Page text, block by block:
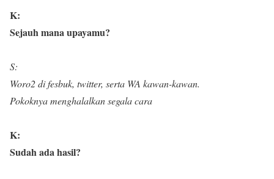
K:
Sejauh mana upayamu?
S:
Woro2 di fesbuk, twitter, serta WA kawan-kawan.
Pokoknya menghalalkan segala cara
K:
Sudah ada hasil?